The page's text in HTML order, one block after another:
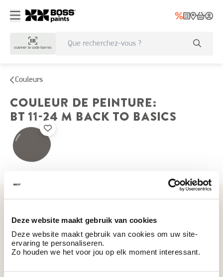
Deze website maakt gebruik van cookies
Deze website maakt gebruik van cookies om uw site-
ervaring te personaliseren.
Zo houden we het voor jou op elk moment interessant.
scanner le code-barres
Couleurs
COULEUR DE PEINTURE:
BT 11-24 M BACK TO BASICS